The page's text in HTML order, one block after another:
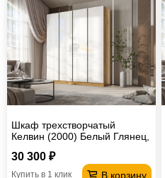
Шкаф трехстворчатый
Келвин (2000) Белый Глянец,
30 300 ₽
В корзину
Купить в 1 клик